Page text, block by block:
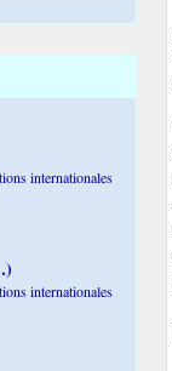
internationales
internationales